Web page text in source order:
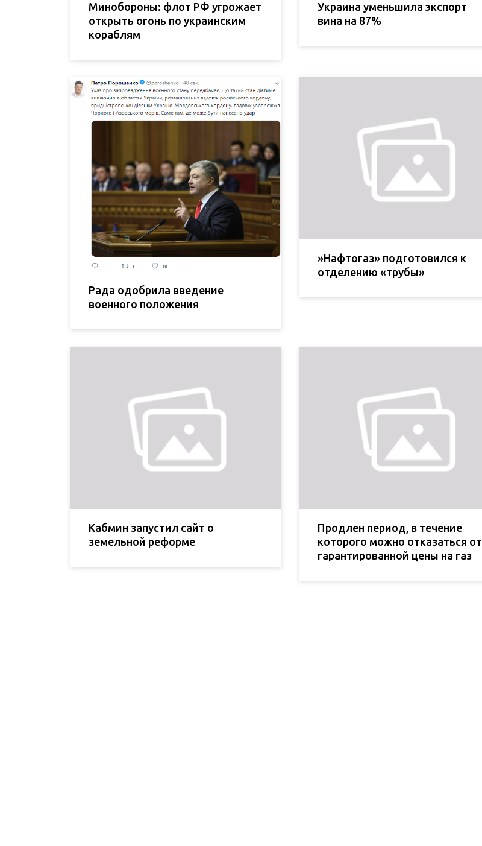
Минобороны: флот РФ угрожает
открыть огонь по украинским
кораблям
Украина уменьшила экспорт
вина на 87%
Рада одобрила введение
военного положения
»Нафтогаз» подготовился к
отделению «трубы»
Кабмин запустил сайт о
земельной реформе
Продлен период, в течение
которого можно отказаться от
гарантированной цены на газ